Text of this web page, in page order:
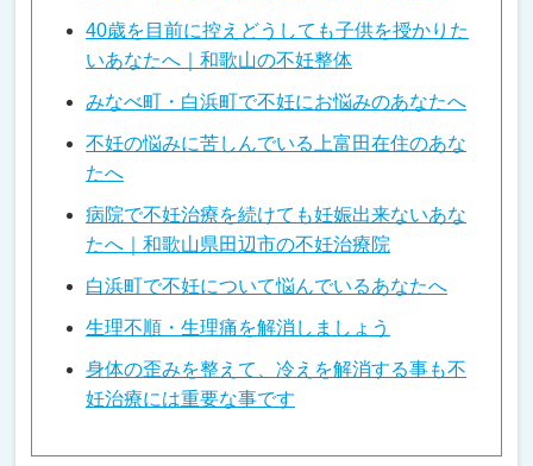
40歳を目前に控えどうしても子供を授かりた
いあなたへ｜和歌山の不妊整体
みなべ町・白浜町で不妊にお悩みのあなたへ
不妊の悩みに苦しんでいる上富田在住のあな
たへ
病院で不妊治療を続けても妊娠出来ないあな
たへ｜和歌山県田辺市の不妊治療院
白浜町で不妊について悩んでいるあなたへ
生理不順・生理痛を解消しましょう
身体の歪みを整えて、冷えを解消する事も不
妊治療には重要な事です